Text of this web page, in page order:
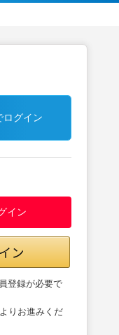
ログイン
イン
登録が必要で
りお進みくだ